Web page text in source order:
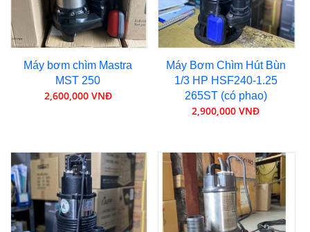
Máy bơm chìm Mastra
MST 250
2,600,000 VNĐ
Máy Bơm Chìm Hút Bùn
1/3 HP HSF240-1.25
265ST (có phao)
2,900,000 VNĐ